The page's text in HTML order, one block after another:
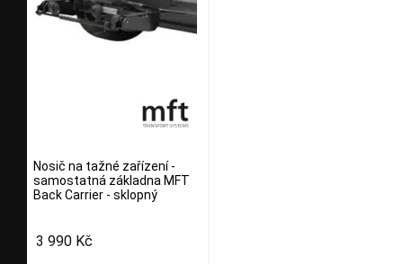
Nosič na tažné zařízení -
samostatná základna MFT
Back Carrier - sklopný
3 990 Kč